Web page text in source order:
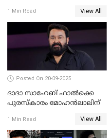
പറമ്പോലും ഈ സമയം
ജീപ്പിൽ
1 Min Read View All
Posted On 20-09-2025
ദാദാ സാഹേബ് ഫാൽക്കെ
പുരസ്‌കാരം മോഹൻലാലിന്
1 Min Read View All